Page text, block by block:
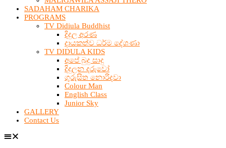
SADAHAM CHARIKA
PROGRAMS
TV Didiula Buddhist
දිදුල අරණ
දායකත්ව ධර්ම දේශණා
TV DIDULA KIDS
අපේ බුදු සාදු
දිදුලන දරුවෝ
ගුරුසිත නොරිදවා
Colour Man
English Class
Junior Sky
GALLERY
Contact Us